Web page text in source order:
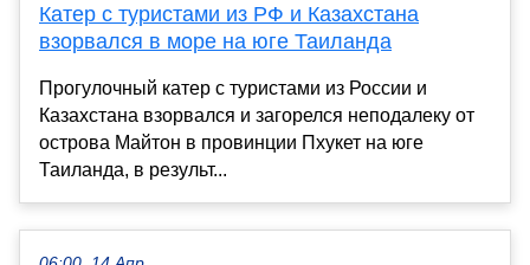
Катер с туристами из РФ и Казахстана
взорвался в море на юге Таиланда
Прогулочный катер с туристами из России и
Казахстана взорвался и загорелся неподалеку от
острова Майтон в провинции Пхукет на юге
Таиланда, в результ...